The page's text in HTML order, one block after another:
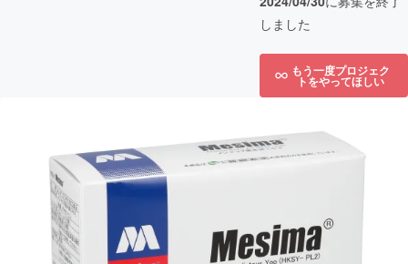
しました
もう一度プロジェク
トをやってほしい